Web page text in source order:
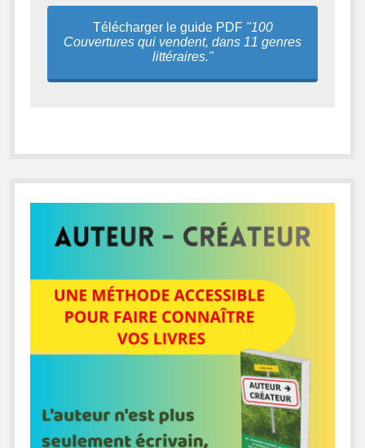
Télécharger le guide PDF "100
Couvertures qui vendent, dans 11 genres
littéraires."